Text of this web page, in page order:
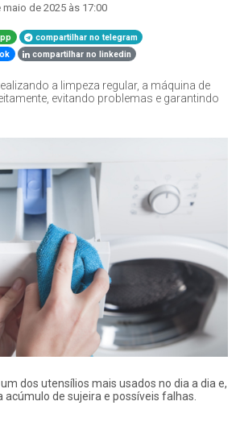
maio de 2025 às 17:00
compartilhar no telegram
compartilhar no linkedin
a limpeza regular, a máquina de
evitando problemas e garantindo
dos utensílios mais usados ​​no dia a dia e,
acúmulo de sujeira e possíveis falhas.